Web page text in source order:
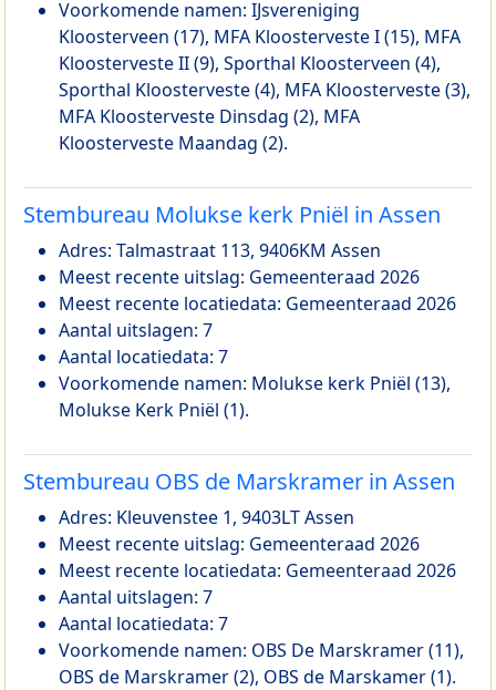
Voorkomende namen: IJsvereniging
Kloosterveen (17), MFA Kloosterveste I (15), MFA
Kloosterveste II (9), Sporthal Kloosterveen (4),
Sporthal Kloosterveste (4), MFA Kloosterveste (3),
MFA Kloosterveste Dinsdag (2), MFA
Kloosterveste Maandag (2).
Stembureau Molukse kerk Pniël in Assen
Adres: Talmastraat 113, 9406KM Assen
Meest recente uitslag: Gemeenteraad 2026
Meest recente locatiedata: Gemeenteraad 2026
Aantal uitslagen: 7
Aantal locatiedata: 7
Voorkomende namen: Molukse kerk Pniël (13),
Molukse Kerk Pniël (1).
Stembureau OBS de Marskramer in Assen
Adres: Kleuvenstee 1, 9403LT Assen
Meest recente uitslag: Gemeenteraad 2026
Meest recente locatiedata: Gemeenteraad 2026
Aantal uitslagen: 7
Aantal locatiedata: 7
Voorkomende namen: OBS De Marskramer (11),
OBS de Marskramer (2), OBS de Marskamer (1).